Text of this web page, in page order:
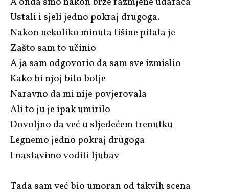
Ustali i sjeli jedno pokraj drugoga.
Nakon nekoliko minuta tišine pitala je
Zašto sam to učinio
A ja sam odgovorio da sam sve izmislio
Kako bi njoj bilo bolje
Naravno da mi nije povjerovala
Ali to ju je ipak umirilo
Dovoljno da već u sljedećem trenutku
Legnemo jedno pokraj drugoga
I nastavimo voditi ljubav
Tada sam već bio umoran od takvih scena